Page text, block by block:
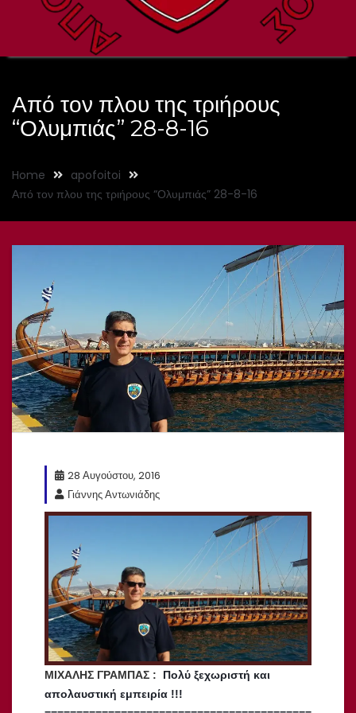
Από τον πλου της τριήρους
“Ολυμπιάς” 28-8-16
Home
apofoitoi
Από τον πλου της τριήρους “Ολυμπιάς” 28-8-16
28 Αυγούστου, 2016
Γιάννης Αντωνιάδης
ΜΙΧΑΛΗΣ ΓΡΑΜΠΑΣ : Πολύ ξεχωριστή και
απολαυστική εμπειρία !!!